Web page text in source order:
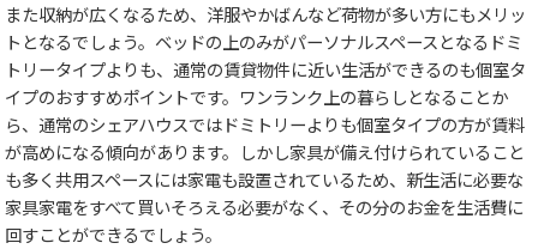
また収納が広くなるため、洋服やかばんなど荷物が多い方にもメリッ
トとなるでしょう。ベッドの上のみがパーソナルスペースとなるドミ
トリータイプよりも、通常の賃貸物件に近い生活ができるのも個室タ
イプのおすすめポイントです。ワンランク上の暮らしとなることか
ら、通常のシェアハウスではドミトリーよりも個室タイプの方が賃料
が高めになる傾向があります。しかし家具が備え付けられていること
も多く共用スペースには家電も設置されているため、新生活に必要な
家具家電をすべて買いそろえる必要がなく、その分のお金を生活費に
回すことができるでしょう。